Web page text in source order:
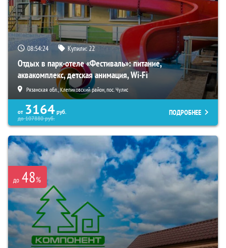
08:54:23 Купили:22
Отдых в парк-отеле «Фестиваль»: питание,
аквакомплекс, детская анимация, Wi-Fi
Рязанская обл., Клепиковский район, пос. Чулис
от 3164 руб.
до107880руб.
ПОДРОБНЕЕ
до 48%